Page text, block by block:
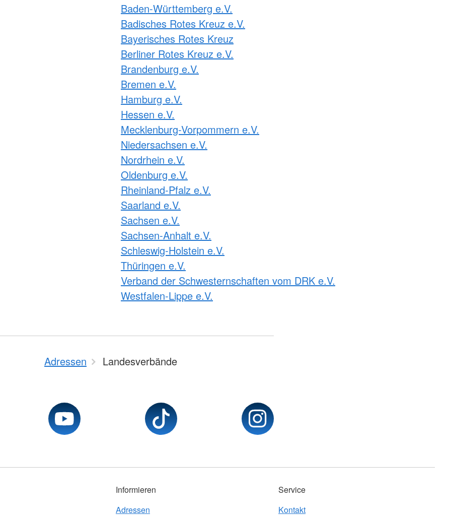
Baden-Württemberg e.V.
Badisches Rotes Kreuz e.V.
Bayerisches Rotes Kreuz
Berliner Rotes Kreuz e.V.
Brandenburg e.V.
Bremen e.V.
Hamburg e.V.
Hessen e.V.
Mecklenburg-Vorpommern e.V.
Niedersachsen e.V.
Nordrhein e.V.
Oldenburg e.V.
Rheinland-Pfalz e.V.
Saarland e.V.
Sachsen e.V.
Sachsen-Anhalt e.V.
Schleswig-Holstein e.V.
Thüringen e.V.
Verband der Schwesternschaften vom DRK e.V.
Westfalen-Lippe e.V.
Adressen Landesverbände
Informieren
Adressen
Service
Kontakt